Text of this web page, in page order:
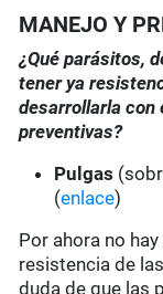
MANEJO Y
¿Qué parásitos,
tener ya
desarrollarla con
preventivas?
Pulgas
(enlace)
Por ahora no
resistencia de las
duda de que las